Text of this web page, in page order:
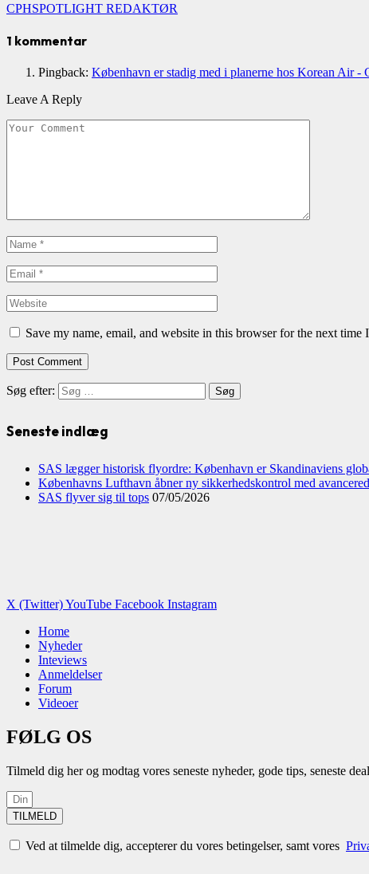
CPHSPOTLIGHT REDAKTØR
1 kommentar
Pingback: København er stadig med i planerne hos Korean Air -
Leave A Reply
Save my name, email, and website in this browser for the next time
Søg efter:
Seneste indlæg
SAS lægger historisk flyordre: København er Skandinaviens
Københavns Lufthavn åbner ny sikkerhedskontrol med
SAS flyver sig til tops 07/05/2026
X (Twitter)YouTube Facebook Instagram
Home
Nyheder
Inteviews
Anmeldelser
Forum
Videoer
FØLG OS
Tilmeld dig her og modtag vores seneste nyheder, gode tips, seneste
TILMELD
Ved at tilmelde dig, accepterer du vores betingelser, samt vores